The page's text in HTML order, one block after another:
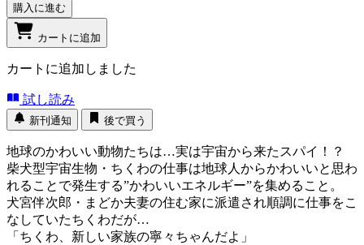
購入に進む
カートに追加
カートに追加しました
試し読み
新刊通知 後で買う
地球のかわいい動物たちは…実は宇宙から来たスパイ！？
柴犬型宇宙生物・ちくわの仕事は地球人からかわいいと思わ
れることで発生する”かわいいエネルギー”を集めること。
犬宮伴次郎・まどか夫妻の住む家に派遣され順調に仕事をこ
なしていたちくわだが…
「ちくわ、新しい家族の寧々ちゃんだよ」